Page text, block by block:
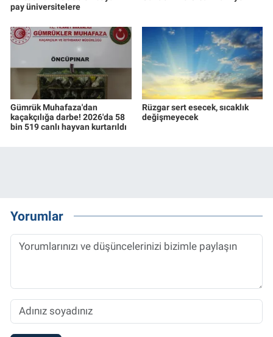
pay üniversitelere
Gümrük Muhafaza'dan
kaçakçılığa darbe! 2026'da 58
bin 519 canlı hayvan kurtarıldı
Rüzgar sert esecek, sıcaklık
değişmeyecek
Yorumlar